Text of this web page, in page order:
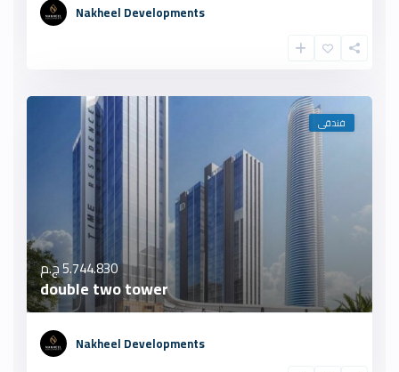
Nakheel Developments
فندقى
5.744.830 ج.م
double two tower
Nakheel Developments